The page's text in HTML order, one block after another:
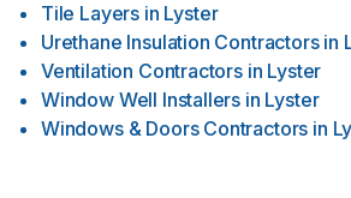
Tile Layers in Lyster
Urethane Insulation Contractors in
Ventilation Contractors in Lyster
Window Well Installers in Lyster
Windows & Doors Contractors in